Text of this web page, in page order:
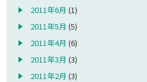
2011年6月 (1)
2011年5月 (5)
2011年4月 (6)
2011年3月 (3)
2011年2月 (3)